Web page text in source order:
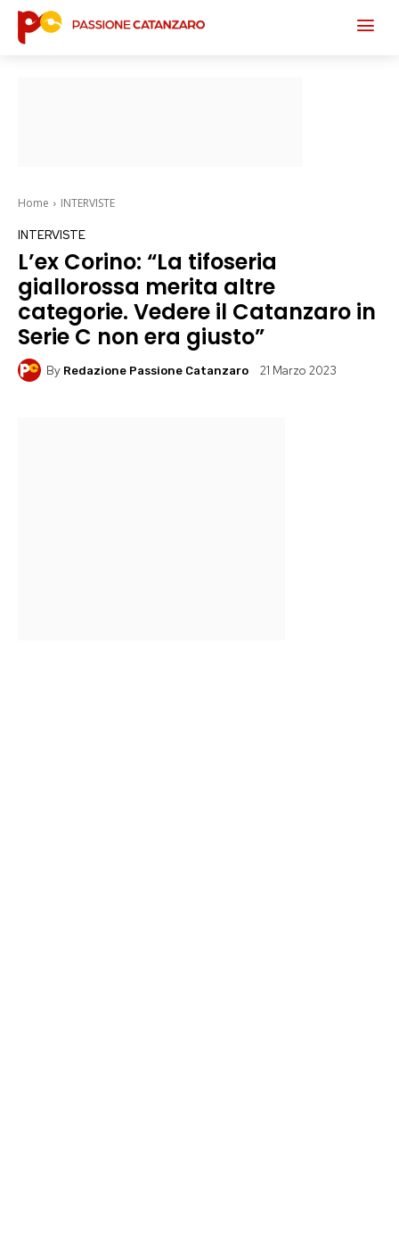
Home INTERVISTE
INTERVISTE
L’ex Corino: “La tifoseria
giallorossa merita altre
categorie. Vedere il Catanzaro in
Serie C non era giusto”
By Redazione Passione Catanzaro 21 Marzo 2023